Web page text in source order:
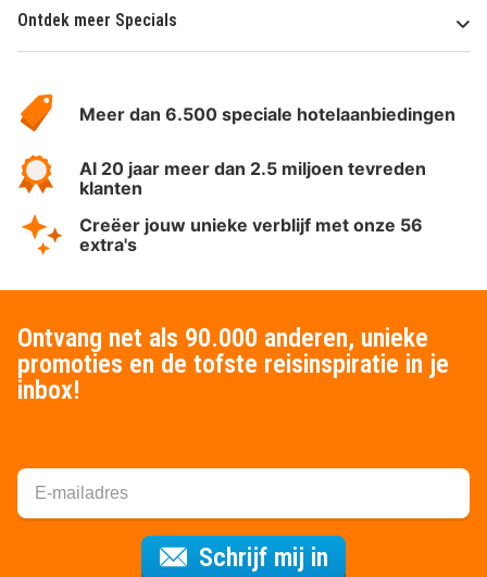
Ontdek meer Specials
HotelSpecials
Meer dan 6.500 speciale hotelaanbiedingen
Al 20 jaar meer dan 2.5 miljoen tevreden
klanten
Creëer jouw unieke verblijf met onze 56
extra's
Ontvang net als 90.000 anderen, unieke
promoties en de tofste reisinspiratie in je
inbox!
Schrijf mij in